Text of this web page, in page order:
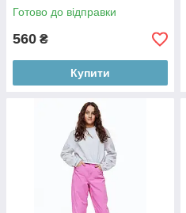
Готово до відправки
560 ₴
Купити